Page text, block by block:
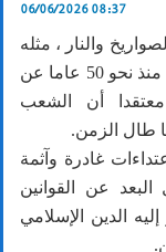
06/06/2026 08:37
والنار ، مثله
في ذلك مثل الاحتلال الإسرائيلي الذي يبحث منذ نحو 50 عاما عن
أن الشعب
طال الزمن.
غادرة وآثمة
عن القوانين
الدين الإسلامي